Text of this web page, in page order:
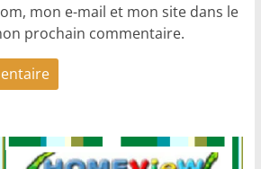
mon e-mail et mon site dans le
prochain commentaire.